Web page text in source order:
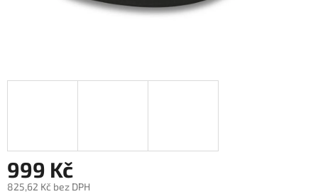
999 Kč
825,62 Kč bez DPH